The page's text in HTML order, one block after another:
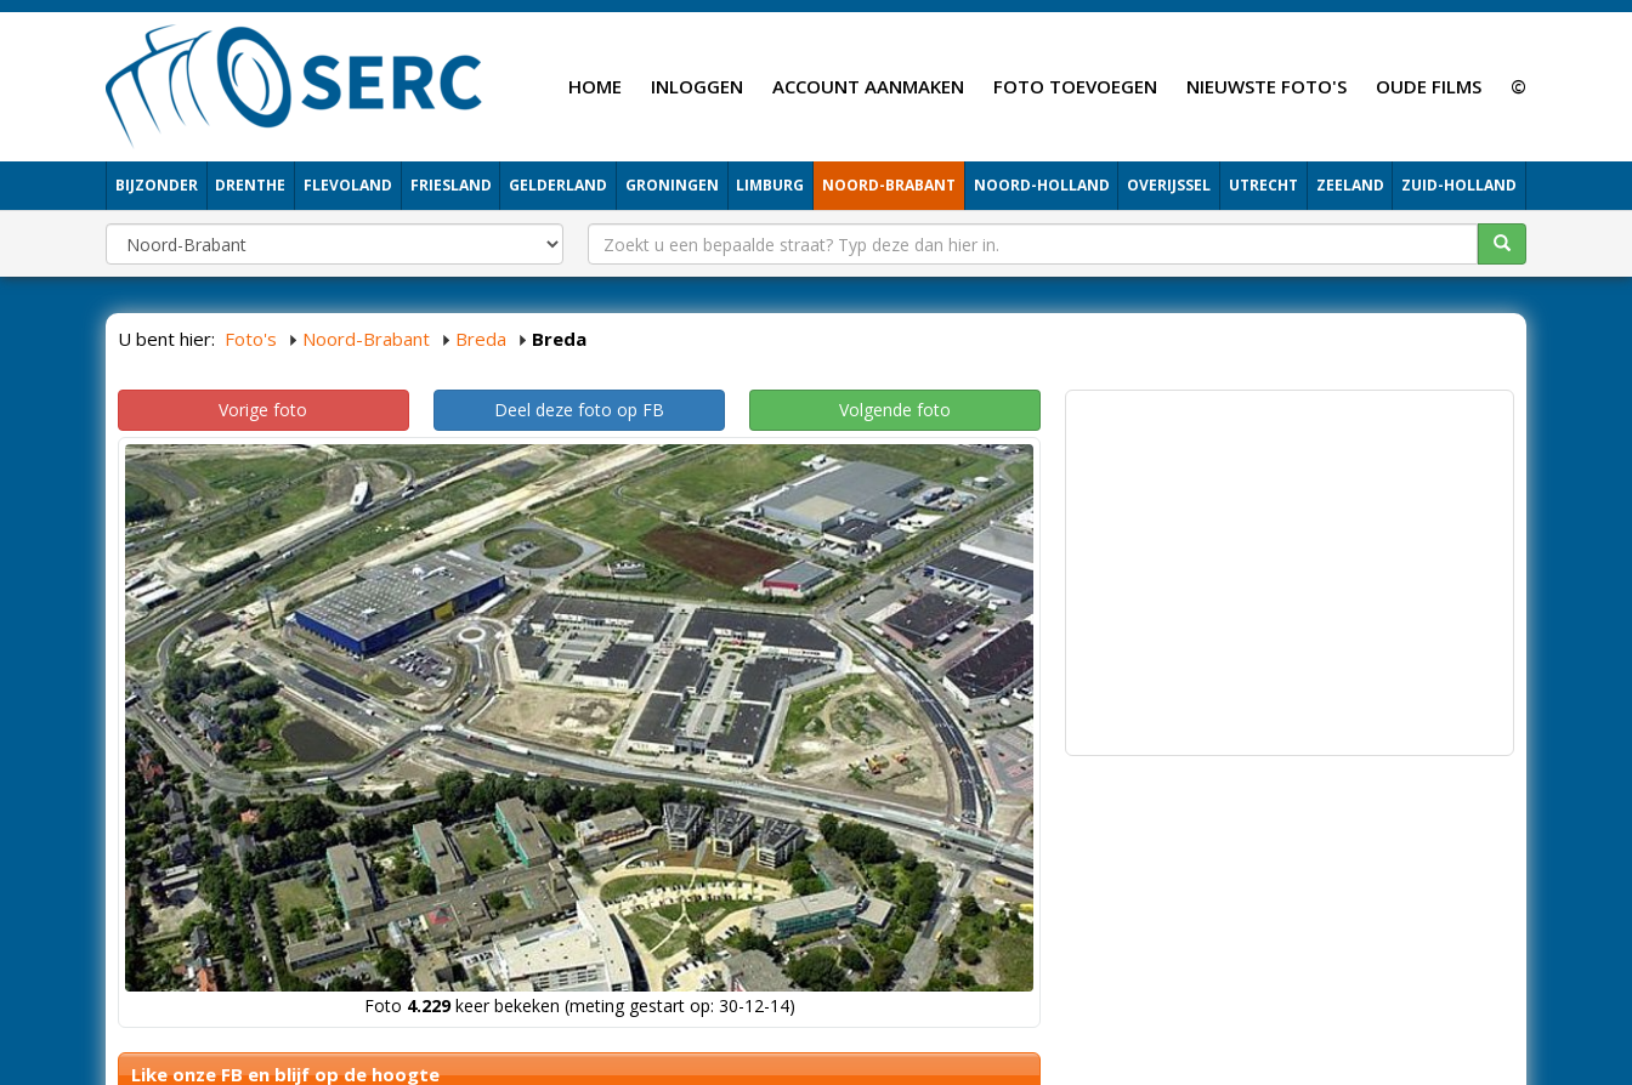
HOME INLOGGEN ACCOUNT AANMAKEN FOTO TOEVOEGEN NIEUWSTE FOTO'S OUDE FILMS ©
BIJZONDER DRENTHE FLEVOLAND FRIESLAND GELDERLAND GRONINGEN LIMBURG NOORD-BRABANT NOORD-HOLLAND OVERIJSSEL UTRECHT ZEELAND ZUID-HOLLAND
U bent hier: Foto's Noord-Brabant Breda Breda
Vorige foto Deel deze foto op FB Volgende foto
Foto 4.229keer bekeken (meting gestart op: 30-12-14)
Like onze FB en blijf op de hoogte